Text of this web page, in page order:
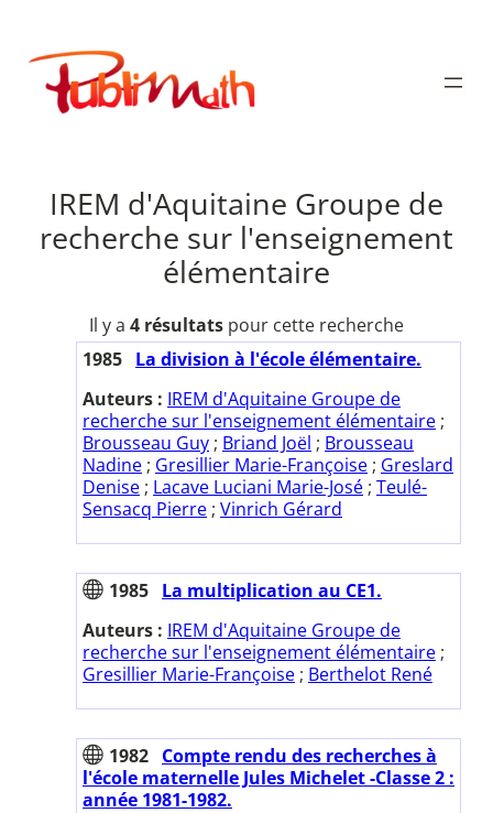
contenu
Publimath
IREM d'Aquitaine Groupe de
recherche sur l'enseignement
élémentaire
Il y a 4 résultats pour cette recherche
1985 La division à l'école élémentaire.
Auteurs : IREM d'Aquitaine Groupe de
recherche sur l'enseignement élémentaire ;
Brousseau Guy ; Briand Joël ; Brousseau
Nadine ; Gresillier Marie-Françoise ; Greslard
Denise ; Lacave Luciani Marie-José ; Teulé-
Sensacq Pierre ; Vinrich Gérard
1985 La multiplication au CE1.
Auteurs : IREM d'Aquitaine Groupe de
recherche sur l'enseignement élémentaire ;
Gresillier Marie-Françoise ; Berthelot René
1982 Compte rendu des recherches à
l'école maternelle Jules Michelet -Classe 2 :
année 1981-1982.